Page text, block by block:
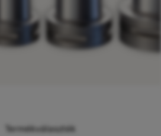
Termékválaszték